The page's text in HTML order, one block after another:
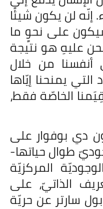
مقام سبا
روائية
جريدة سبا
إنّه لن يكون شيئًا
على نحوٍ ما
عليهِ هو نتيجة
أنفسنا من خلال
التي يمنحنا إيّاها
الخاصّة فقط،
دي بوفوار على
طوال حياتها-
المركزيّة
الذاتيّ، على
سارتر عن حريّة